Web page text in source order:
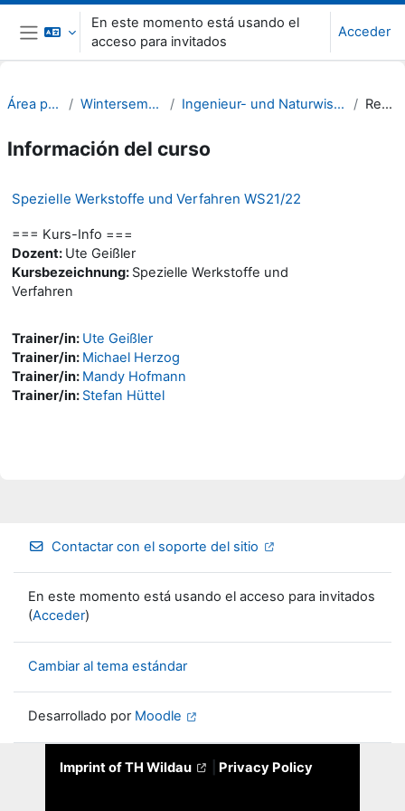
Salta al contenido principal
Panel lateral
En este momento está usando el
acceso para invitados
Acceder
Área personal Wintersemester 21/22 Ingenieur- und Naturwissenschaften (INW) Resumen
Información del curso
Spezielle Werkstoffe und Verfahren WS21/22
=== Kurs-Info ===
Dozent: Ute Geißler
Kursbezeichnung: Spezielle Werkstoffe und
Verfahren
Trainer/in: Ute Geißler
Trainer/in: Michael Herzog
Trainer/in: Mandy Hofmann
Trainer/in: Stefan Hüttel
Contactar con el soporte del sitio
En este momento está usando el acceso para invitados
(Acceder)
Cambiar al tema estándar
Desarrollado por Moodle
Imprint of TH Wildau Privacy Policy